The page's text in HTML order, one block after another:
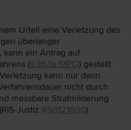
Urteil eine Verletzung des
überlanger
kann ein Antrag auf
(§ 363a StPO) gestellt
kann nur dann
nicht durch
messbare Strafmilderung
Justiz RS0121600).